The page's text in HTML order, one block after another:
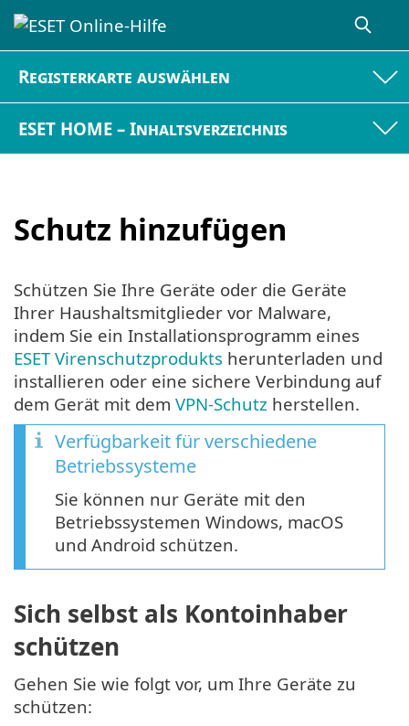
Registerkarte auswählen
ESET HOME – Inhaltsverzeichnis
Schutz hinzufügen
Schützen Sie Ihre Geräte oder die Geräte
Ihrer Haushaltsmitglieder vor Malware,
indem Sie ein Installationsprogramm eines
ESET Virenschutzprodukts herunterladen und
installieren oder eine sichere Verbindung auf
dem Gerät mit dem VPN-Schutz herstellen.
Verfügbarkeit für verschiedene
Betriebssysteme
Sie können nur Geräte mit den
Betriebssystemen Windows, macOS
und Android schützen.
Sich selbst als Kontoinhaber
schützen
Gehen Sie wie folgt vor, um Ihre Geräte zu
schützen: